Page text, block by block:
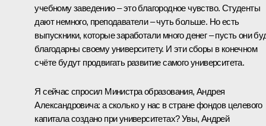
учебному заведению – это благородное чувство. Студенты
дают немного, преподаватели – чуть больше. Но есть
выпускники, которые заработали много денег – пусть они
благодарны своему университету. И эти сборы в конечном
счёте будут продвигать развитие самого университета.
Я сейчас спросил Министра образования, Андрея
Александровича: а сколько у нас в стране фондов целевого
капитала создано при университетах? Увы, Андрей